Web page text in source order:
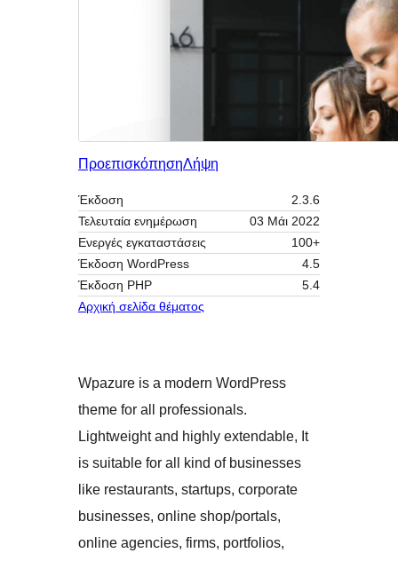
ΠροεπισκόπησηΛήψη
Έκδοση
2.3.6
Τελευταία ενημέρωση
03 Μάι 2022
Ενεργές εγκαταστάσεις
100+
Έκδοση WordPress
4.5
Έκδοση ΡΗΡ
5.4
Αρχική σελίδα θέματος
Wpazure is a modern WordPress
theme for all professionals.
Lightweight and highly extendable, It
is suitable for all kind of businesses
like restaurants, startups, corporate
businesses, online shop/portals,
online agencies, firms, portfolios,